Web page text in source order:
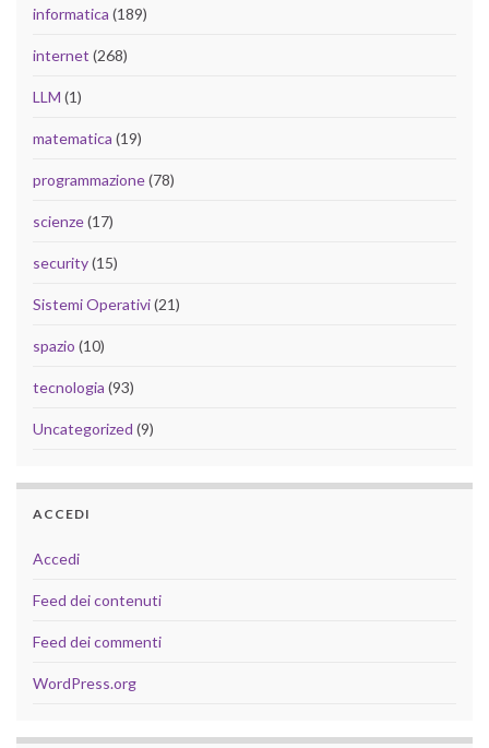
informatica (189)
internet (268)
LLM (1)
matematica (19)
programmazione(78)
scienze(17)
security(15)
Sistemi Operativi(21)
spazio (10)
tecnologia (93)
Uncategorized (9)
ACCEDI
Accedi
Feed dei contenuti
Feed dei commenti
WordPress.org